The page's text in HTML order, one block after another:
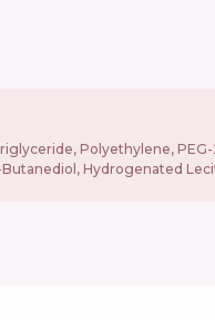
Polyethylene,
Hydrogenated